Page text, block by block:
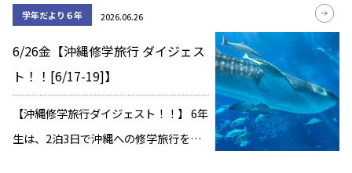
事態に遭遇したとき、自分たちに何が
なりました。 講習では、胸骨圧迫や
AEDの正 […]
学年だより６年 2026.06.26
6/26金【沖縄修学旅行 ダイジェス
ト！！[6/17-19]】
【沖縄修学旅行ダイジェスト！！】 6年
生は、2泊3日で沖縄への修学旅行を実